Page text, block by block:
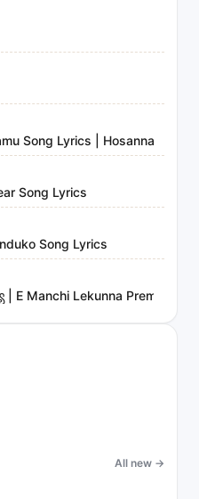
Song Lyrics | Hosanna
Song Lyrics
Song Lyrics
Manchi Lekunna
All new →